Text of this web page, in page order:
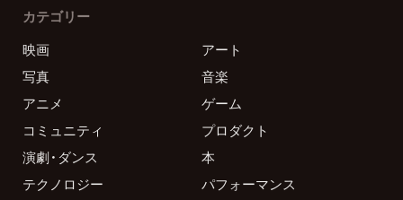
カテゴリー
映画
アート
写真
音楽
アニメ
ゲーム
コミュニティ
プロダクト
演劇・ダンス
本
テクノロジー
パフォーマンス